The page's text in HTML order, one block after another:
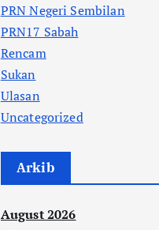
PRN Negeri Sembilan
PRN17 Sabah
Rencam
Sukan
Ulasan
Uncategorized
Arkib
August 2026